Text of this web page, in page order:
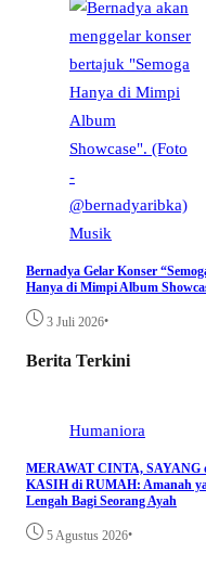
Musik
Bernadya Gelar Konser
Hanya di Mimpi Album
3 Juli 2026•
Berita Terkini
Humaniora
MERAWAT CINTA, SAYANG
KASIH di RUMAH: Amanah
Lengah Bagi Seorang Ayah
5 Agustus 2026•